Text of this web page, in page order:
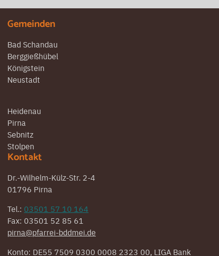
Gemeinden
Bad Schandau
Berggießhübel
Königstein
Neustadt
Heidenau
Pirna
Sebnitz
Stolpen
Kontakt
Dr.-Wilhelm-Külz-Str. 2-4
01796 Pirna
Tel.: 03501 57 10 164
Fax: 03501 52 85 61
pirna@pfarrei-bddmei.de
Konto: DE55 7509 0300 0008 2323 00, LIGA Bank